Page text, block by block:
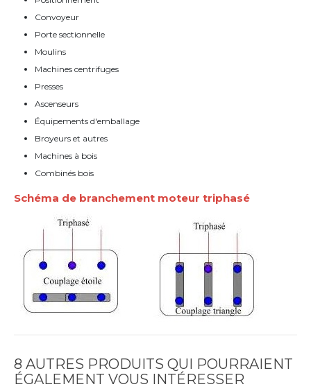
Convoyeur
Porte sectionnelle
Moulins
Machines centrifuges
Presses
Ascenseurs
Équipements d'emballage
Broyeurs et autres
Machines à bois
Combinés bois
Schéma de branchement moteur triphasé
8 AUTRES PRODUITS QUI POURRAIENT
ÉGALEMENT VOUS INTÉRESSER